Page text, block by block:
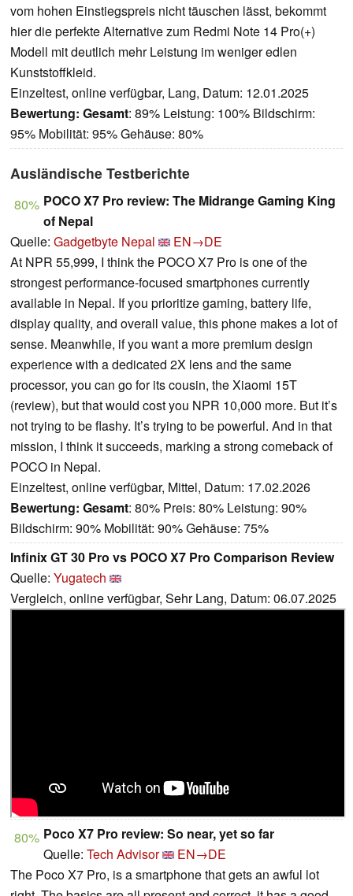
vom hohen Einstiegspreis nicht täuschen lässt, bekommt
hier die perfekte Alternative zum Redmi Note 14 Pro(+)
Modell mit deutlich mehr Leistung im weniger edlen
Kunststoffkleid.
Einzeltest, online verfügbar, Lang, Datum: 12.01.2025
Bewertung: Gesamt: 89% Leistung: 100% Bildschirm:
95% Mobilität: 95% Gehäuse: 80%
Ausländische Testberichte
80% POCO X7 Pro review: The Midrange Gaming King
of Nepal
Quelle: Gadgetbyte Nepal
EN→DE
At NPR 55,999, I think the POCO X7 Pro is one of the
strongest performance-focused smartphones currently
available in Nepal. If you prioritize gaming, battery life,
display quality, and overall value, this phone makes a lot of
sense. Meanwhile, if you want a more premium design
experience with a dedicated 2X lens and the same
processor, you can go for its cousin, the Xiaomi 15T
(review), but that would cost you NPR 10,000 more. But it’s
not trying to be flashy. It’s trying to be powerful. And in that
mission, I think it succeeds, marking a strong comeback of
POCO in Nepal.
Einzeltest, online verfügbar, Mittel, Datum: 17.02.2026
Bewertung: Gesamt: 80% Preis: 80% Leistung: 90%
Bildschirm: 90% Mobilität: 90% Gehäuse: 75%
Infinix GT 30 Pro vs POCO X7 Pro Comparison Review
Quelle: Yugatech
Vergleich, online verfügbar, Sehr Lang, Datum: 06.07.2025
80% Poco X7 Pro review: So near, yet so far
Quelle: Tech Advisor
EN→DE
The Poco X7 Pro, is a smartphone that gets an awful lot